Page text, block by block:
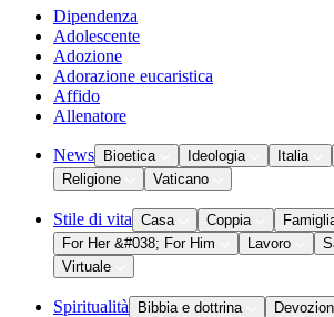
Dipendenza
Adolescente
Adozione
Adorazione eucaristica
Affido
Allenatore
News Bioetica Ideologia Italia
Religione
Vaticano
Stile di vita Casa Coppia
For Her &#038; For Him
Lavoro
Virtuale
Spiritualità Bibbia e dottrina